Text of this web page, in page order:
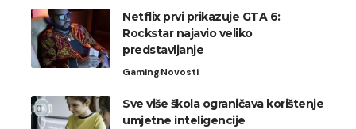
Netflix prvi prikazuje GTA 6:
Rockstar najavio veliko
predstavljanje
GamingNovosti
Sve više škola ograničava korištenje
umjetne inteligencije